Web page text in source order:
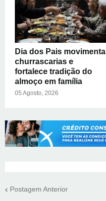
Dia dos Pais movimenta
churrascarias e
fortalece tradição do
almoço em família
05 Agosto, 2026
Postagem Anterior